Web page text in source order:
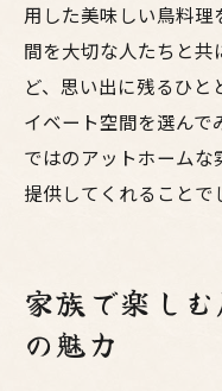
用した美味しい鳥料
間を大切な人たちと共
ど、思い出に残るひ
イベート空間を選んで
ではのアットホーム
提供してくれることで
家族で楽し
の魅力